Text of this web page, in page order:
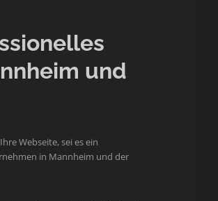
und
Webseite, sei es ein
in Mannheim und der